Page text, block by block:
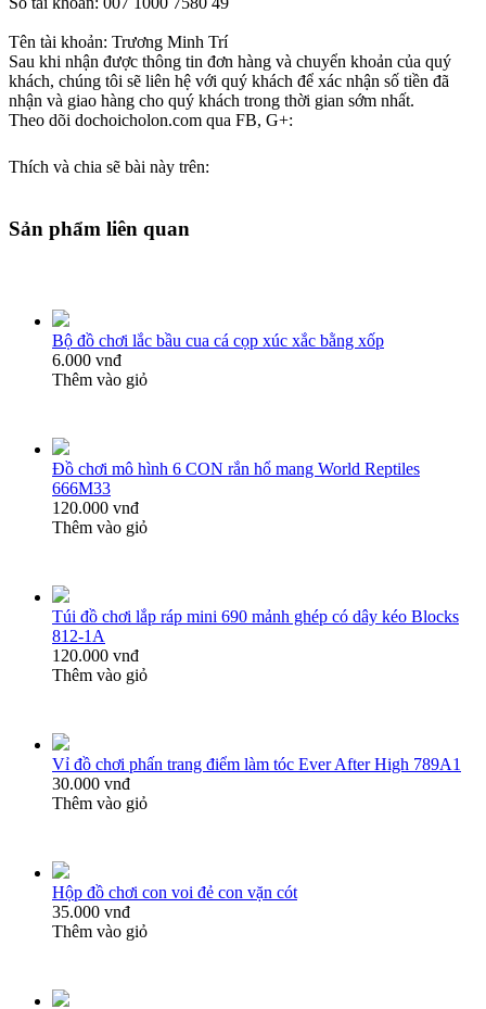
Tên tài khoản: Trương Minh Trí
Sau khi nhận được thông tin đơn hàng và chuyển khoản của quý
khách, chúng tôi sẽ liên hệ với quý khách để xác nhận số tiền đã
nhận và giao hàng cho quý khách trong thời gian sớm nhất.
Theo dõi dochoicholon.com qua FB, G+:
Thích và chia sẽ bài này trên:
Sản phẩm liên quan
Bộ đồ chơi lắc bầu cua cá cọp xúc xắc bằng xốp
6.000 vnđ
Thêm vào giỏ
Đồ chơi mô hình 6 CON rắn hổ mang World Reptiles
666M33
120.000 vnđ
Thêm vào giỏ
Túi đồ chơi lắp ráp mini 690 mảnh ghép có dây kéo Blocks
812-1A
120.000 vnđ
Thêm vào giỏ
Vỉ đồ chơi phấn trang điểm làm tóc Ever After High 789A1
30.000 vnđ
Thêm vào giỏ
Hộp đồ chơi con voi đẻ con vặn cót
35.000 vnđ
Thêm vào giỏ